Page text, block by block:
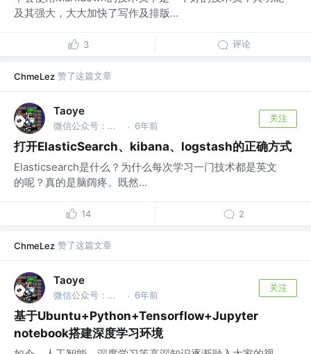
及其强大，大大加快了写作及排版...
3 评论
ChmeLez 赞了这篇文章
Taoye
微信公众号：玩世不恭的Coder @Taoye · 6年前
关注
打开ElasticSearch、kibana、logstash的正确方式
Elasticsearch是什么？为什么每次学习一门技术都是英文
的呢？真的是脑阔疼。既然...
14 2
ChmeLez 赞了这篇文章
Taoye
微信公众号：玩世不恭的Coder @Taoye · 6年前
关注
基于Ubuntu+Python+Tensorflow+Jupyter
notebook搭建深度学习环境